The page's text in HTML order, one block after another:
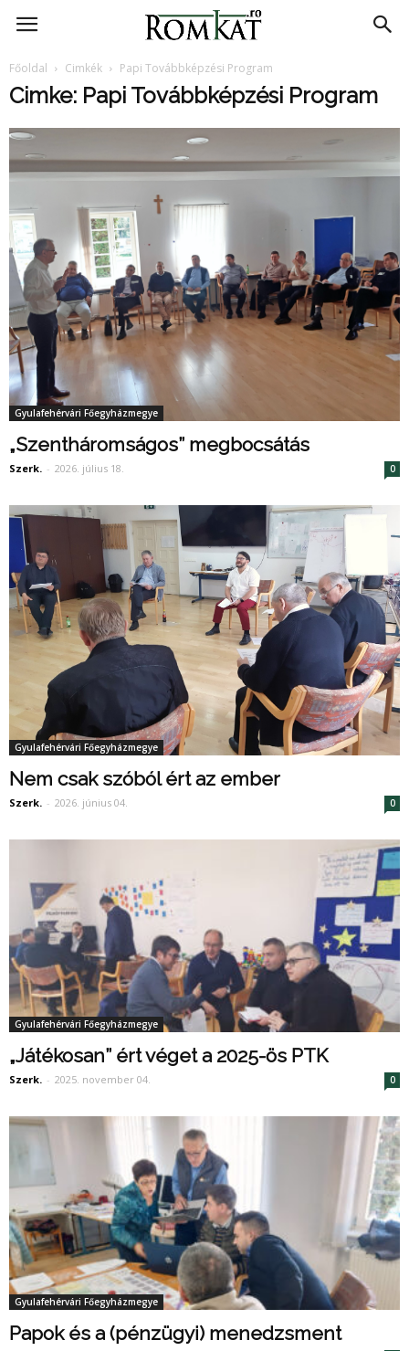
RomKat.ro
Főoldal Cimkék Papi Továbbképzési Program
Cimke: Papi Továbbképzési Program
Gyulafehérvári Főegyházmegye
„Szentháromságos” megbocsátás
Szerk. - 2026. július 18. 0
Gyulafehérvári Főegyházmegye
Nem csak szóból ért az ember
Szerk. - 2026. június 04. 0
Gyulafehérvári Főegyházmegye
„Játékosan” ért véget a 2025-ös PTK
Szerk. - 2025. november 04. 0
Gyulafehérvári Főegyházmegye
Papok és a (pénzügyi) menedzsment